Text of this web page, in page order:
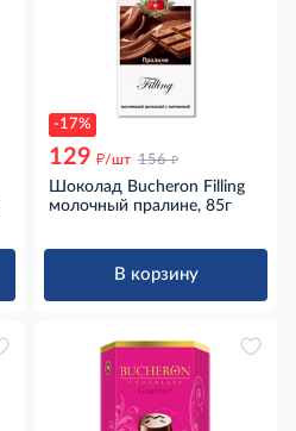
-17%
129 д/шт 156 д
Шоколад Bucheron Filling
молочный пралине, 85г
В корзину